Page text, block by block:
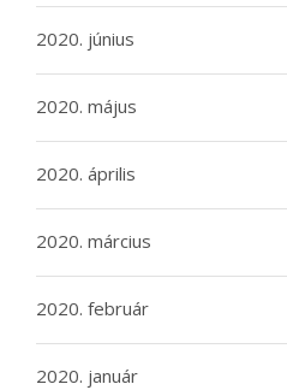
2020. június
2020. május
2020. április
2020. március
2020. február
2020. január